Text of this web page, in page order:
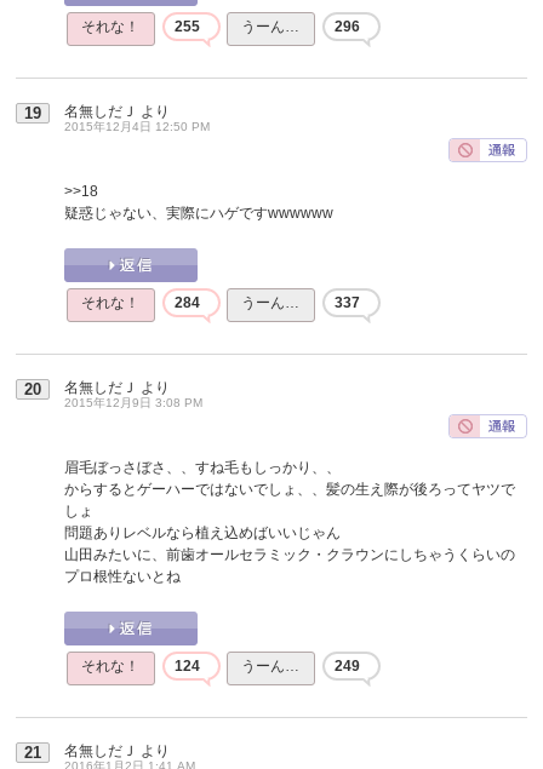
それな！ 255 うーん… 296
19 名無しだＪ より
2015年12月4日 12:50 PM
>>18
疑惑じゃない、実際にハゲですwwwwww
それな！ 284 うーん… 337
20 名無しだＪ より
2015年12月9日 3:08 PM
眉毛ぼっさぼさ、、すね毛もしっかり、、
からするとゲーハーではないでしょ、、髪の生え際が後ろってヤツで
しょ
問題ありレベルなら植え込めばいいじゃん
山田みたいに、前歯オールセラミック・クラウンにしちゃうくらいの
プロ根性ないとね
それな！ 124 うーん… 249
21 名無しだＪ より
2016年1月2日 1:41 AM